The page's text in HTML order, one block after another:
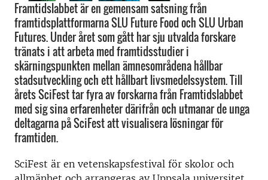
Framtidslabbet är en gemensam satsning från
framtidsplattformarna SLU Future Food och SLU Urban
Futures. Under året som gått har sju utvalda forskare
tränats i att arbeta med framtidsstudier i
skärningspunkten mellan ämnesområdena hållbar
stadsutveckling och ett hållbart livsmedelssystem. Till
årets SciFest tar fyra av forskarna från Framtidslabbet
med sig sina erfarenheter därifrån och utmanar de unga
deltagarna på SciFest att visualisera lösningar för
framtiden.
SciFest är en vetenskapsfestival för skolor och